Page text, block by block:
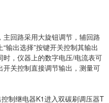
回路采用大旋钮调节，辅回路
输出选择”按键开关控制其输出
，仪器上的数字电压/电流表可
开关控制直接调节输出，测量可
制继电器K1进入双碳刷调压器T